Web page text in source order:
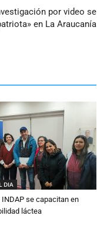
por video se
en La Araucanía
DIA
se capacitan en
láctea